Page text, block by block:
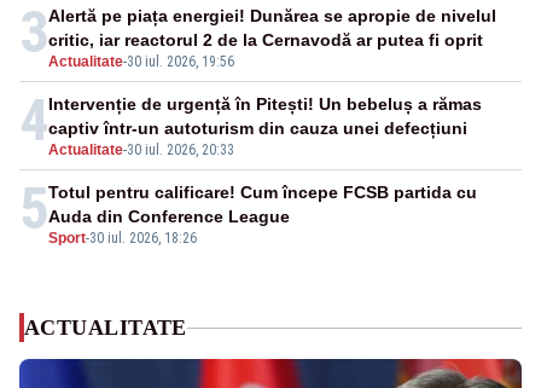
3Actualitate-30 iul. 2026, 19:56
Alertă pe piața energiei! Dunărea se apropie de nivelul
critic, iar reactorul 2 de la Cernavodă ar putea fi oprit
4Actualitate-30 iul. 2026, 20:33
Intervenție de urgență în Pitești! Un bebeluș a rămas
captiv într-un autoturism din cauza unei defecțiuni
5Sport-30 iul. 2026, 18:26
Totul pentru calificare! Cum începe FCSB partida cu
Auda din Conference League
ACTUALITATE